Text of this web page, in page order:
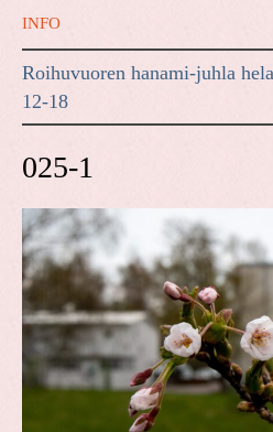
INFO
Roihuvuoren hanami-juhla
12-18
025-1